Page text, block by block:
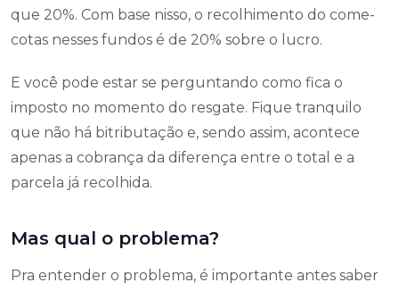
que 20%. Com base nisso, o recolhimento do come-
cotas nesses fundos é de 20% sobre o lucro.
E você pode estar se perguntando como fica o
imposto no momento do resgate. Fique tranquilo
que não há bitributação e, sendo assim, acontece
apenas a cobrança da diferença entre o total e a
parcela já recolhida.
Mas qual o problema?
Pra entender o problema, é importante antes saber